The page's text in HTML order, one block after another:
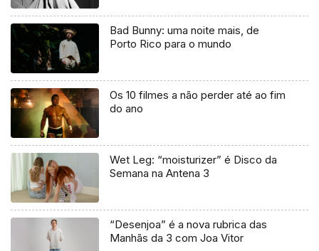
Bad Bunny: uma noite mais, de
Porto Rico para o mundo
Os 10 filmes a não perder até ao fim
do ano
Wet Leg: “moisturizer” é Disco da
Semana na Antena 3
“Desenjoa” é a nova rubrica das
Manhãs da 3 com Joa Vitor